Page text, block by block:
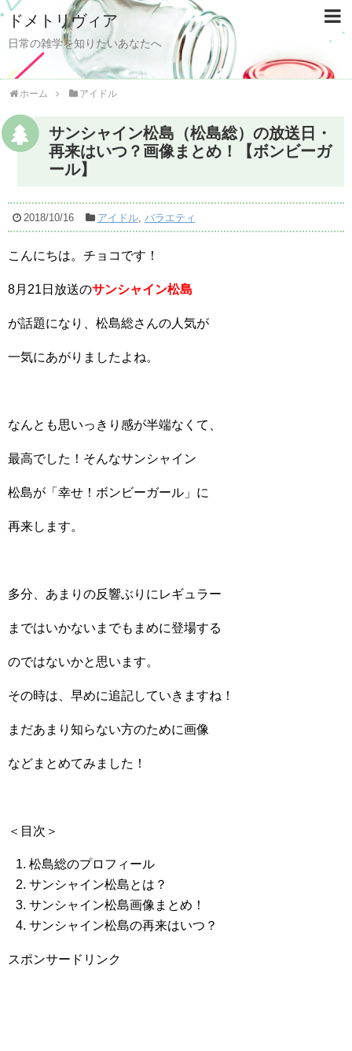
ドメトリヴィア
日常の雑学を知りたいあなたへ
ホーム アイドル
サンシャイン松島（松島総）の放送日・
再来はいつ？画像まとめ！【ボンビーガ
ール】
2018/10/16 アイドル, バラエティ
こんにちは。チョコです！
8月21日放送のサンシャイン松島
が話題になり、松島総さんの人気が
一気にあがりましたよね。
なんとも思いっきり感が半端なくて、
最高でした！そんなサンシャイン
松島が「幸せ！ボンビーガール」に
再来します。
多分、あまりの反響ぶりにレギュラー
まではいかないまでもまめに登場する
のではないかと思います。
その時は、早めに追記していきますね！
まだあまり知らない方のために画像
などまとめてみました！
＜目次＞
松島総のプロフィール
サンシャイン松島とは？
サンシャイン松島画像まとめ！
サンシャイン松島の再来はいつ？
スポンサードリンク